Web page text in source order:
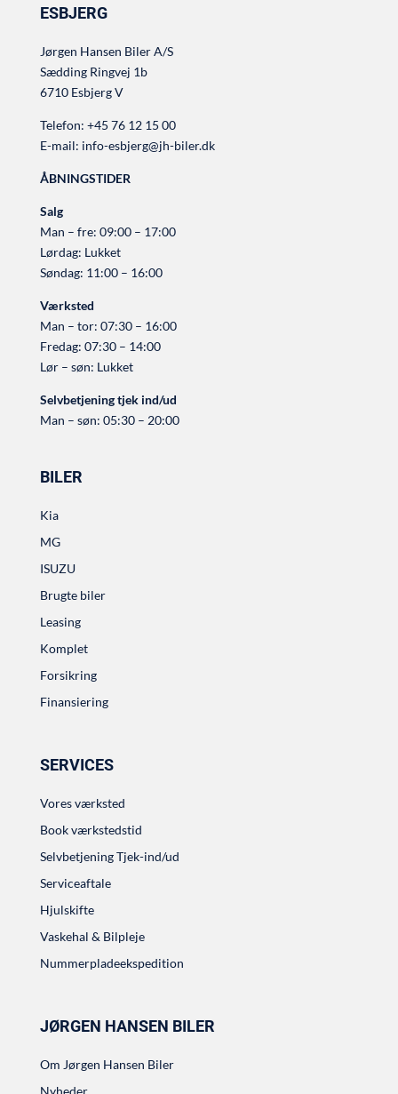
ESBJERG
Jørgen Hansen Biler A/S
Sædding Ringvej 1b
6710 Esbjerg V
Telefon: +45 76 12 15 00
E-mail: info-esbjerg@jh-biler.dk
ÅBNINGSTIDER
Salg
Man – fre: 09:00 – 17:00
Lørdag: Lukket
Søndag: 11:00 – 16:00
Værksted
Man – tor: 07:30 – 16:00
Fredag: 07:30 – 14:00
Lør – søn: Lukket
Selvbetjening tjek ind/ud
Man – søn: 05:30 – 20:00
BILER
Kia
MG
ISUZU
Brugte biler
Leasing
Komplet
Forsikring
Finansiering
SERVICES
Vores værksted
Book værkstedstid
Selvbetjening Tjek-ind/ud
Serviceaftale
Hjulskifte
Vaskehal & Bilpleje
Nummerpladeekspedition
JØRGEN HANSEN BILER
Om Jørgen Hansen Biler